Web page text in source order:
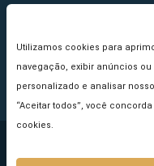
Utilizamos cookies para
navegação, exibir anúncios ou
personalizado e analisar
“Aceitar todos”, você
cookies.
Princípios Editoriais
Copyright © 2026